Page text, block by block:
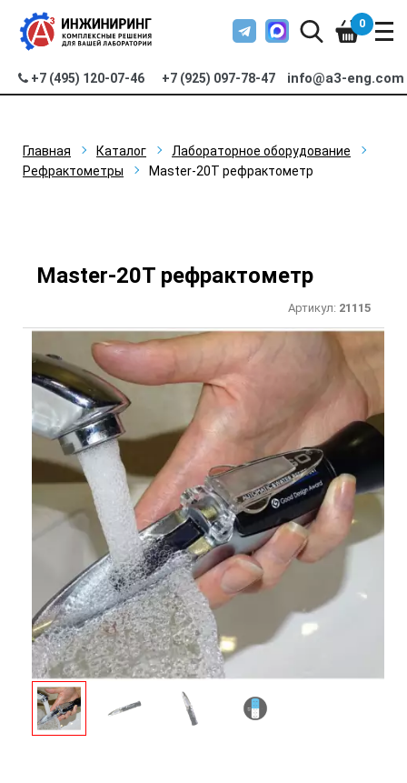
+7 (495) 120-07-46 +7 (925) 097-78-47 info@a3-eng.com
0
Главная Каталог
Лабораторное оборудование
Рефрактометры
Master-20T рефрактометр
Master-20T рефрактометр
Артикул: 21115